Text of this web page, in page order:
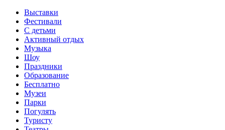
Выставки
Фестивали
С детьми
Активный отдых
Музыка
Шоу
Праздники
Образование
Бесплатно
Музеи
Парки
Погулять
Туристу